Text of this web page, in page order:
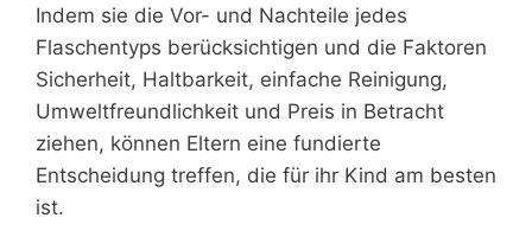
Indem sie die Vor- und Nachteile jedes
Flaschentyps berücksichtigen und die Faktoren
Sicherheit, Haltbarkeit, einfache Reinigung,
Umweltfreundlichkeit und Preis in Betracht
ziehen, können Eltern eine fundierte
Entscheidung treffen, die für ihr Kind am besten
ist.